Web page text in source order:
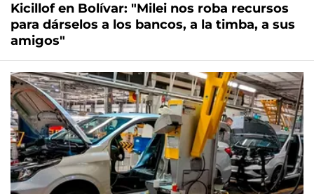
Kicillof en Bolívar: "Milei nos roba recursos
para dárselos a los bancos, a la timba, a sus
amigos"